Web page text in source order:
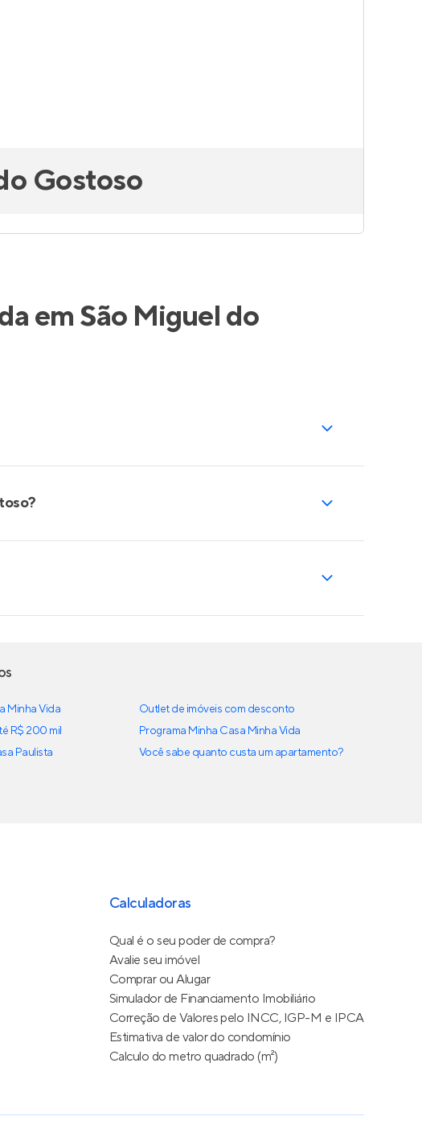
Gostoso
em São Miguel do
Minha Vida
R$ 200 mil
Paulista
Outlet de imóveis com desconto
Programa Minha Casa Minha Vida
Você sabe quanto custa um apartamento?
Calculadoras
Qual é o seu poder de compra?
Avalie seu imóvel
Comprar ou Alugar
Simulador de Financiamento Imobiliário
Correção de Valores pelo INCC, IGP-M e IPCA
Estimativa de valor do condomínio
Calculo do metro quadrado (m²)